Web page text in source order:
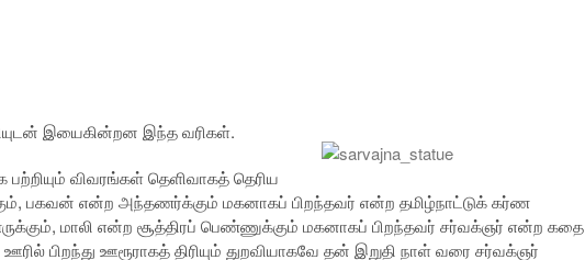
இயைகின்றன இந்த வரிகள்.
விவரங்கள் தெளிவாகத் தெரிய
பகவன் என்ற அந்தணர்க்கும் மகனாகப் பிறந்தவர் என்ற தமிழ்நாட்டுக் கர்ண
மாலி என்ற சூத்திரப் பெண்ணுக்கும் மகனாகப் பிறந்தவர் சர்வக்ஞர் என்ற கதை
பிறந்து ஊரூராகத் திரியும் துறவியாகவே தன் இறுதி நாள் வரை சர்வக்ஞர்